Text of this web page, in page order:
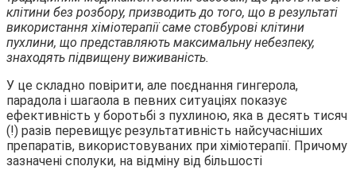
клітини без розбору, призводить до того, що в результаті
використання хіміотерапії саме стовбурові клітини
пухлини, що представляють максимальну небезпеку,
знаходять підвищену виживаність.
У це складно повірити, але поєднання гингерола,
парадола і шагаола в певних ситуаціях показує
ефективність у боротьбі з пухлиною, яка в десять тисяч
(!) разів перевищує результативність найсучасніших
препаратів, використовуваних при хіміотерапії. Причому
зазначені сполуки, на відміну від більшості